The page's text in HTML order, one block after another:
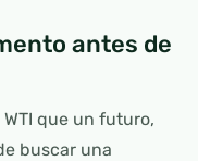
antes de
WTI que un futuro,
buscar una